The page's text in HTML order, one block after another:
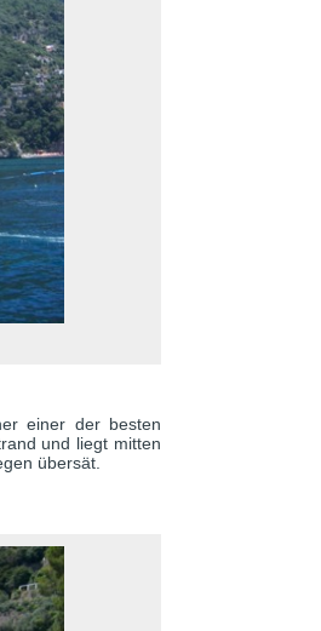
einer der besten
und liegt mitten
übersät.